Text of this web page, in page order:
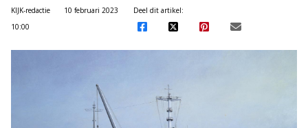
KIJK-redactie
10 februari 2023
10:00
Deel dit artikel: